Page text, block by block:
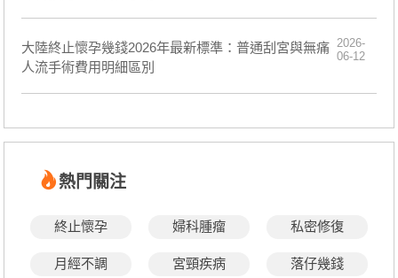
大陸終止懷孕幾錢2026年最新標準：普通刮宮與無痛
人流手術費用明細區別
2026-
06-12
熱門關注
終止懷孕 婦科腫瘤 私密修復
月經不調 宮頸疾病 落仔幾錢